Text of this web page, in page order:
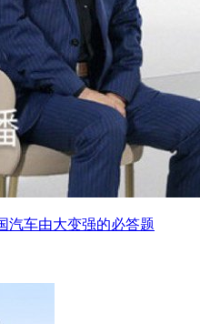
汽车由大变强的必答题